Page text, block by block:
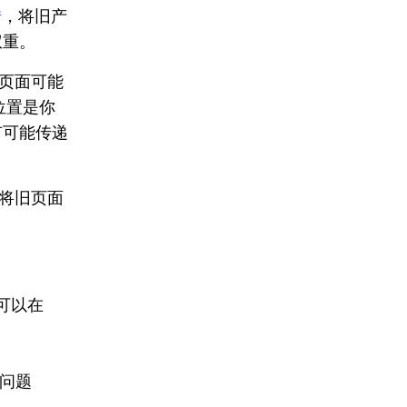
，将旧产
。
面可能
置是你
能传递
旧页面
以在
题